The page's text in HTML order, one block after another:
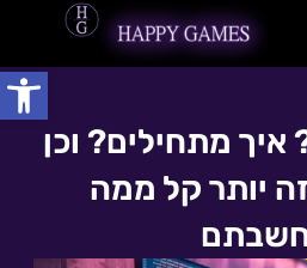
מתחילים? וכן
יותר קל ממה